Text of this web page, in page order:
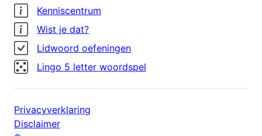
Kenniscentrum
Wist je dat?
Lidwoord oefeningen
Lingo 5 letter woordspel
Privacyverklaring
Disclaimer